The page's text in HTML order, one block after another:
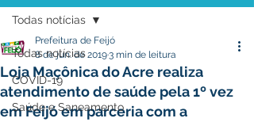
Todas notícias
COVID-19
Saúde e Saneamento
Todas notícias
Loja Maçônica do Acre realiza
atendimento de saúde pela 1º vez
em Feijó em parceria com a
Prefeitura de Feijó
8 de jun. de 20193 min de leitura